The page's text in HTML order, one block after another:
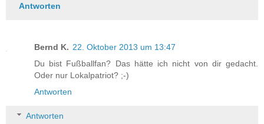
Antworten
Bernd K. 22. Oktober 2013 um 13:47
Du bist Fußballfan? Das hätte ich nicht von dir gedacht.
Oder nur Lokalpatriot? ;-)
Antworten
Antworten